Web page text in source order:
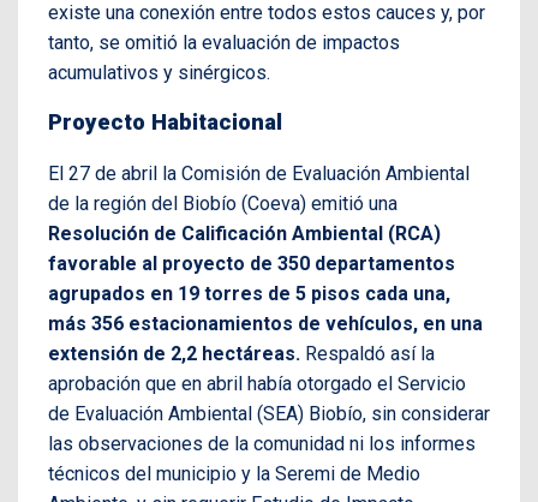
existe una conexión entre todos estos cauces y, por
tanto, se omitió la evaluación de impactos
acumulativos y sinérgicos.
Proyecto Habitacional
El 27 de abril la Comisión de Evaluación Ambiental
de la región del Biobío (Coeva) emitió una
Resolución de Calificación Ambiental (RCA)
favorable al proyecto de 350 departamentos
agrupados en 19 torres de 5 pisos cada una,
más 356 estacionamientos de vehículos, en una
extensión de 2,2 hectáreas. Respaldó así la
aprobación que en abril había otorgado el Servicio
de Evaluación Ambiental (SEA) Biobío, sin considerar
las observaciones de la comunidad ni los informes
técnicos del municipio y la Seremi de Medio